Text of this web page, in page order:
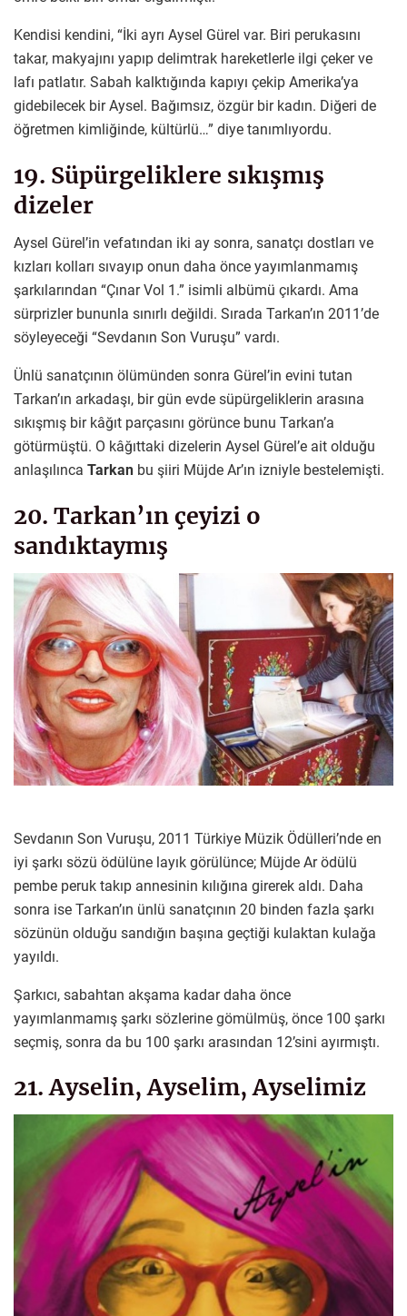
Kendisi kendini, “İki ayrı Aysel Gürel var. Biri perukasını
takar, makyajını yapıp delimtrak hareketlerle ilgi çeker ve
lafı patlatır. Sabah kalktığında kapıyı çekip Amerika’ya
gidebilecek bir Aysel. Bağımsız, özgür bir kadın. Diğeri de
öğretmen kimliğinde, kültürlü…” diye tanımlıyordu.
19. Süpürgeliklere sıkışmış
dizeler
Aysel Gürel’in vefatından iki ay sonra, sanatçı dostları ve
kızları kolları sıvayıp onun daha önce yayımlanmamış
şarkılarından “Çınar Vol 1.” isimli albümü çıkardı. Ama
sürprizler bununla sınırlı değildi. Sırada Tarkan’ın 2011’de
söyleyeceği “Sevdanın Son Vuruşu” vardı.
Ünlü sanatçının ölümünden sonra Gürel’in evini tutan
Tarkan’ın arkadaşı, bir gün evde süpürgeliklerin arasına
sıkışmış bir kâğıt parçasını görünce bunu Tarkan’a
götürmüştü. O kâğıttaki dizelerin Aysel Gürel’e ait olduğu
anlaşılınca Tarkan bu şiiri Müjde Ar’ın izniyle bestelemişti.
20. Tarkan’ın çeyizi o
sandıktaymış
Sevdanın Son Vuruşu, 2011 Türkiye Müzik Ödülleri’nde en
iyi şarkı sözü ödülüne layık görülünce; Müjde Ar ödülü
pembe peruk takıp annesinin kılığına girerek aldı. Daha
sonra ise Tarkan’ın ünlü sanatçının 20 binden fazla şarkı
sözünün olduğu sandığın başına geçtiği kulaktan kulağa
yayıldı.
Şarkıcı, sabahtan akşama kadar daha önce
yayımlanmamış şarkı sözlerine gömülmüş, önce 100 şarkı
seçmiş, sonra da bu 100 şarkı arasından 12’sini ayırmıştı.
21. Ayselin, Ayselim, Ayselimiz